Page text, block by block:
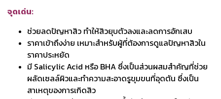
จุดเด่น:
ช่วยลดปัญหาสิว ทำให้สิวยุบตัวลงและลดการอักเสบ
ราคาเข้าถึงง่าย เหมาะสำหรับผู้ที่ต้องการดูแลปัญหาสิวใน
ราคาประหยัด
มี Salicylic Acid หรือ BHA ซึ่งเป็นส่วนผสมสำคัญที่ช่วย
ผลัดเซลล์ผิวและทำความสะอาดรูขุมขนที่อุดตัน ซึ่งเป็น
สาเหตุของการเกิดสิว